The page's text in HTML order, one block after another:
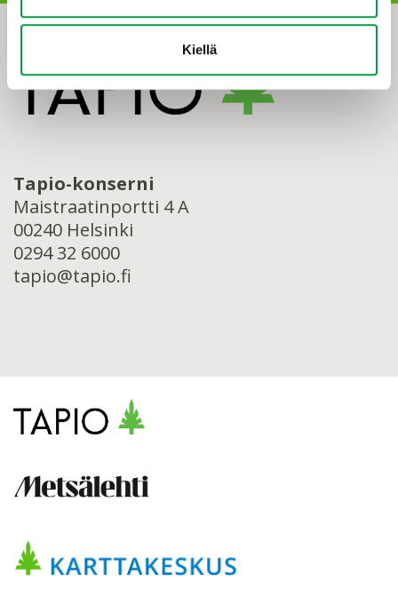
Kiellä
Tapio-konserni
Maistraatinportti 4 A
00240 Helsinki
0294 32 6000
tapio@tapio.fi